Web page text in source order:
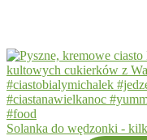
Solanka do wędzonki -